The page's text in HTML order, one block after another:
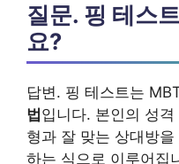
질문. 핑 테스
요?
답변. 핑 테스트는
법 입니다. 본인의 성
형과 잘 맞는 상대방
하는 식으로 이루어집